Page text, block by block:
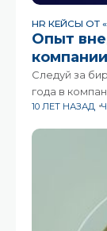
HR КЕЙСЫ ОТ
Опыт
Следуй за
года в
виртуальная
10 ЛЕТ НАЗАД